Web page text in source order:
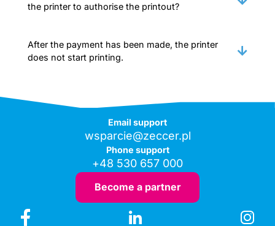
the printer to authorise the printout?
After the payment has been made, the printer
does not start printing.
Email support
wsparcie@zeccer.pl
Phone support
+48 530 657 000
Become a partner